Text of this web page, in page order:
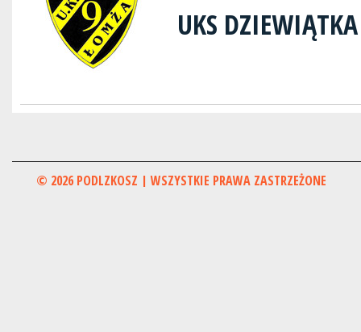
UKS
© 2026 PODLZKOSZ | WSZYSTKIE PRAWA ZASTRZEŻONE